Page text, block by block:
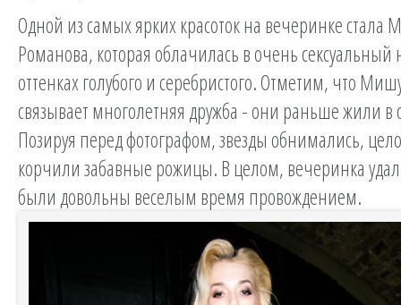
Одной из самых ярких красоток на вечеринке стала
Романова, которая облачилась в очень сексуальный
оттенках голубого и серебристого. Отметим, что
связывает многолетняя дружба - они раньше жили в
Позируя перед фотографом, звезды обнимались,
корчили забавные рожицы. В целом, вечеринка
были довольны веселым время провождением.